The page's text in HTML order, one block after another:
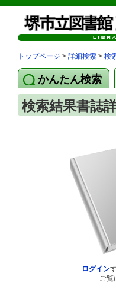
トップページ > 詳細検索 > 検
かんたん検索
検索結果書誌
ログイン
ご覧